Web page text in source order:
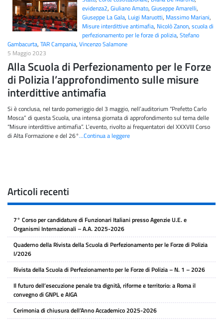
evidenza2, Giuliano Amato, Giuseppe Amarelli,
Giuseppe La Gala, Luigi Maruotti, Massimo Mariani,
Misure interdittive antimafia, Nicolò Zanon, scuola di
perfezionamento per le forze di polizia, Stefano
Gambacurta, TAR Campania, Vincenzo Salamone
5 Maggio 2023
Alla Scuola di Perfezionamento per le Forze
di Polizia l’approfondimento sulle misure
interdittive antimafia
Si è conclusa, nel tardo pomeriggio del 3 maggio, nell’auditorium “Prefetto Carlo
Mosca” di questa Scuola, una intensa giornata di approfondimento sul tema delle
“Misure interdittive antimafia”. L’evento, rivolto ai frequentatori del XXXVIII Corso
di Alta Formazione e del 26°…Continua a leggere
Articoli recenti
7° Corso per candidature di Funzionari Italiani presso Agenzie U.E. e
Organismi Internazionali – A.A. 2025-2026
Quaderno della Rivista della Scuola di Perfezionamento per le Forze di Polizia
I/2026
Rivista della Scuola di Perfezionamento per le Forze di Polizia – N. 1 – 2026
Il futuro dell’esecuzione penale tra dignità, riforme e territorio: a Roma il
convegno di GNPL e AIGA
Cerimonia di chiusura dell’Anno Accademico 2025-2026